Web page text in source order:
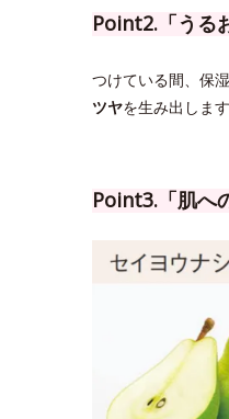
Point2.「うる
つけている間、保
ツヤを生み出します
Point3.「肌へ